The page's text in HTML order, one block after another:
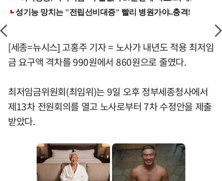
[세종=뉴시스] 고홍주 기자 = 노사가 내년도 적용 최저임
금 요구액 격차를 990원에서 860원으로 줄였다.
최저임금위원회(최임위)는 9일 오후 정부세종청사에서
제13차 전원회의를 열고 노사로부터 7차 수정안을 제출
받았다.